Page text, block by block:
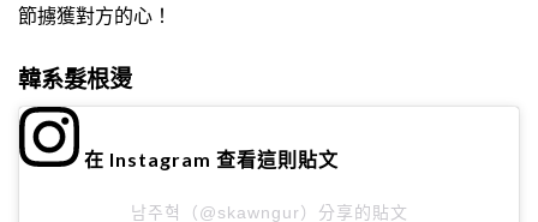
節擄獲對方的心！
韓系髮根燙
在 Instagram 查看這則貼文
남주혁（@skawngur）分享的貼文